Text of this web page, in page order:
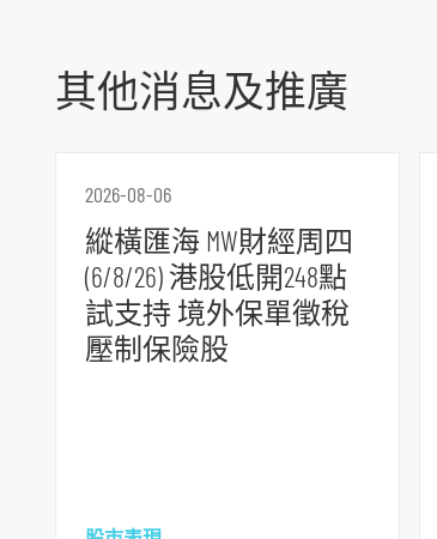
其他消息及推廣
2026-08-06
縱橫匯海 MW財經周四
(6/8/26) 港股低開248點
試支持 境外保單徵稅
壓制保險股